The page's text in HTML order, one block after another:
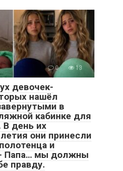
0 13
девочек-
нашёл
в
кабинке для
В день их
они принесли
и
Папа… мы должны
правду.